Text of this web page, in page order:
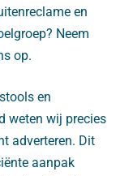
en
Neem
op.
en
weten wij precies
adverteren. Dit
aanpak